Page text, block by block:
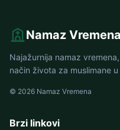
Namaz Vremena
Najažurnija namaz
način života za muslimane
© 2026 Namaz Vremena
Brzi linkovi